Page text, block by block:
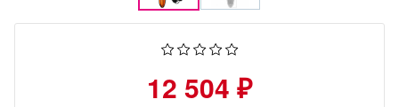
12 504 ₽